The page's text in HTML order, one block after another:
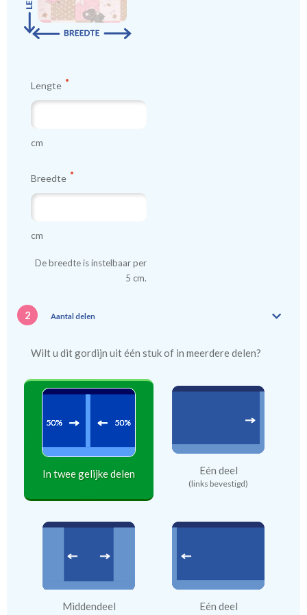
Lengte
cm
Breedte
cm
De breedte is instelbaar per
5 cm.
2 Aantal delen
Wilt u dit gordijn uit één stuk of in meerdere delen?
In twee gelijke delen Eén deel
(links bevestigd)
Middendeel Eén deel